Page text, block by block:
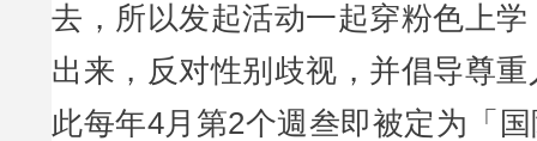
去，所以发起活动一起穿粉色上
出来，反对性别歧视，并倡导尊
此每年4月第2个週叁即被定为「